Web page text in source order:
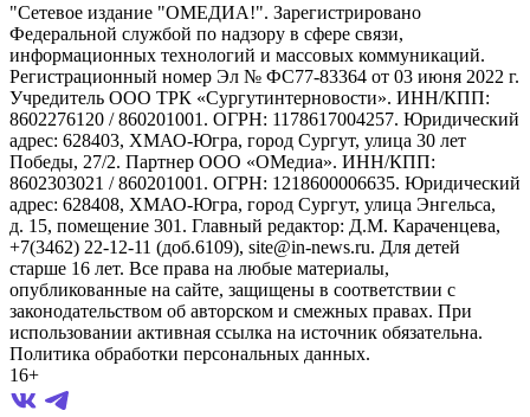
"Сетевое издание "ОМЕДИА!". Зарегистрировано
Федеральной службой по надзору в сфере связи,
информационных технологий и массовых коммуникаций.
Регистрационный номер Эл № ФС77-83364 от 03 июня 2022 г.
Учредитель ООО ТРК «Сургутинтерновости». ИНН/КПП:
8602276120 / 860201001. ОГРН: 1178617004257. Юридический
адрес: 628403, ХМАО-Югра, город Сургут, улица 30 лет
Победы, 27/2. Партнер ООО «ОМедиа». ИНН/КПП:
8602303021 / 860201001. ОГРН: 1218600006635. Юридический
адрес: 628408, ХМАО-Югра, город Сургут, улица Энгельса,
д. 15, помещение 301. Главный редактор: Д.М. Караченцева,
+7(3462) 22-12-11 (доб.6109), site@in-news.ru. Для детей
старше 16 лет. Все права на любые материалы,
опубликованные на сайте, защищены в соответствии с
законодательством об авторском и смежных правах. При
использовании активная ссылка на источник обязательна.
Политика обработки персональных данных.
16+